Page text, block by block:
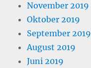
November 2019
Oktober 2019
September 2019
August 2019
Juni 2019